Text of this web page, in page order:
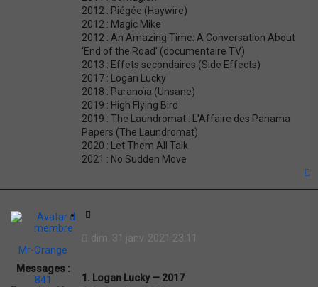
2012 : Piégée (Haywire)
2012 : Magic Mike
2012 : An Amazing Time: A Conversation About
‘End of the Road' (documentaire TV)
2013 : Effets secondaires (Side Effects)
2017 : Logan Lucky
2018 : Paranoïa (Unsane)
2019 : High Flying Bird
2019 : The Laundromat : L'Affaire des Panama
Papers (The Laundromat)
2020 : Let Them All Talk
2021 : No Sudden Move
Mr-Orange
Messages :
841
t
t
dim. 31 janv. 2021 23:11
1. Logan Lucky — 2017